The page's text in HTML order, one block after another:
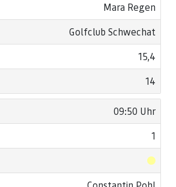
Mara Regen
Golfclub Schwechat
15,4
14
09:50 Uhr
1